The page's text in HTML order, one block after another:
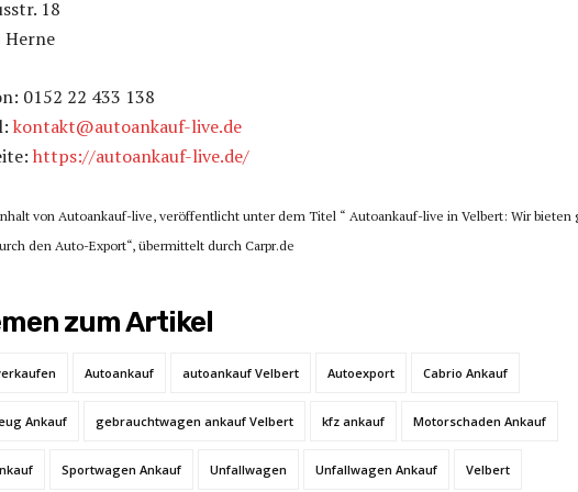
18
Herne
0152 22 433 138
kontakt@autoankauf-live.de
https://autoankauf-live.de/
von Autoankauf-live, veröffentlicht unter dem Titel “ Autoankauf-live in Velbert: Wir bieten
den Auto-Export“, übermittelt durch Carpr.de
zum Artikel
Autoankauf autoankauf Velbert Autoexport Cabrio Ankauf
Ankauf gebrauchtwagen ankauf Velbert kfz ankauf Motorschaden Ankauf
Sportwagen Ankauf Unfallwagen Unfallwagen Ankauf Velbert